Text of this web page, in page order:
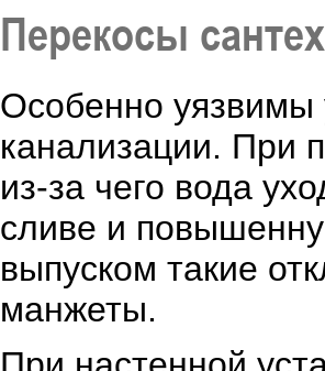
Перекосы
Особенно уязвимы
канализации. При
из-за чего вода
сливе и
выпуском такие
манжеты.